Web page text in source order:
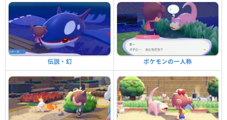
伝説・幻 ポケモンの一人称